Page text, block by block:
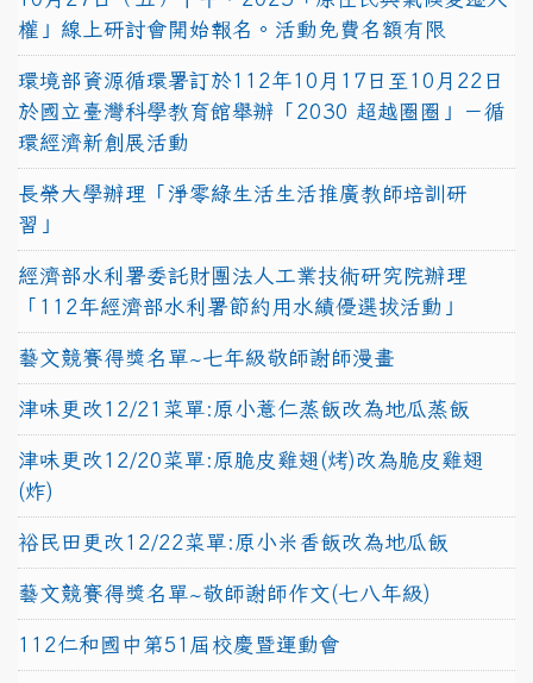
權」線上研討會開始報名。活動免費名額有限
環境部資源循環署訂於112年10月17日至10月22日
於國立臺灣科學教育館舉辦「2030 超越圈圈」－循
環經濟新創展活動
長榮大學辦理「淨零綠生活生活推廣教師培訓研
習」
經濟部水利署委託財團法人工業技術研究院辦理
「112年經濟部水利署節約用水績優選拔活動」
藝文競賽得獎名單~七年級敬師謝師漫畫
津味更改12/21菜單:原小薏仁蒸飯改為地瓜蒸飯
津味更改12/20菜單:原脆皮雞翅(烤)改為脆皮雞翅
(炸)
裕民田更改12/22菜單:原小米香飯改為地瓜飯
藝文競賽得獎名單~敬師謝師作文(七八年級)
112仁和國中第51屆校慶暨運動會